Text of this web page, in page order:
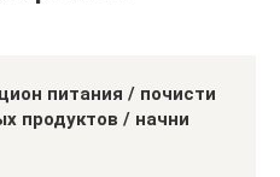
питания / почисти
продуктов / начни